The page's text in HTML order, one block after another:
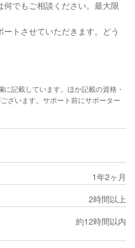
でもご相談ください。最大限
トさせていただきます。どう
記載しています。ほか記載の資格・
ざいます。サポート前にサポーター
1年2ヶ月
2時間以上
約12時間以内